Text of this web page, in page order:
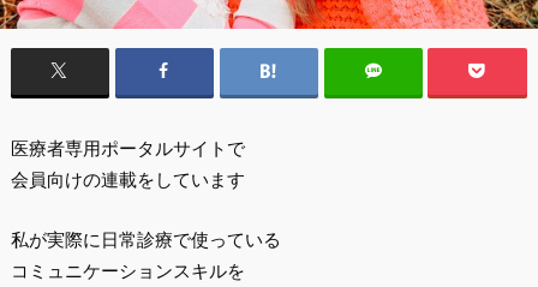
医療者専用ポータルサイトで
会員向けの連載をしています
私が実際に日常診療で使っている
コミュニケーションスキルを